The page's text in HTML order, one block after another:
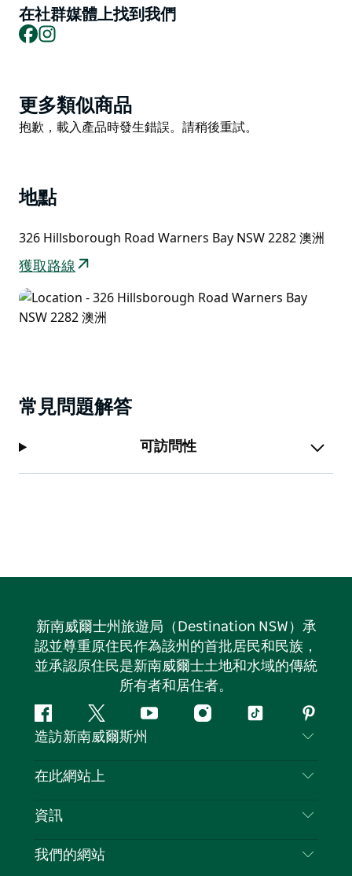
吧！
這間多功能娛樂場所也是舉辦盛大派對的理想選擇！無論
在社群媒體上找到我們
Facebook
Product
List
更多類似商品
Product
抱歉，載入產品時發生錯誤。請稍後重試。
地點
326 Hillsborough Road Warners Bay NSW 2282 澳洲
獲取路線
常見問題解答
可訪問性
新南威爾士州旅遊局（Destination NSW）承
認並尊重原住民作為該州的首批居民和民族，
並承認原住民是新南威爾士土地和水域的傳統
所有者和居住者。
Facebook嘰
嘰
喳
Youtube Instagram
抖
造訪新南威爾斯州
聯絡我們
隱私
Cookie 通知
在此網站上
目的地
新南威爾士州公路旅行
資訊
旅行資訊
我們的網站